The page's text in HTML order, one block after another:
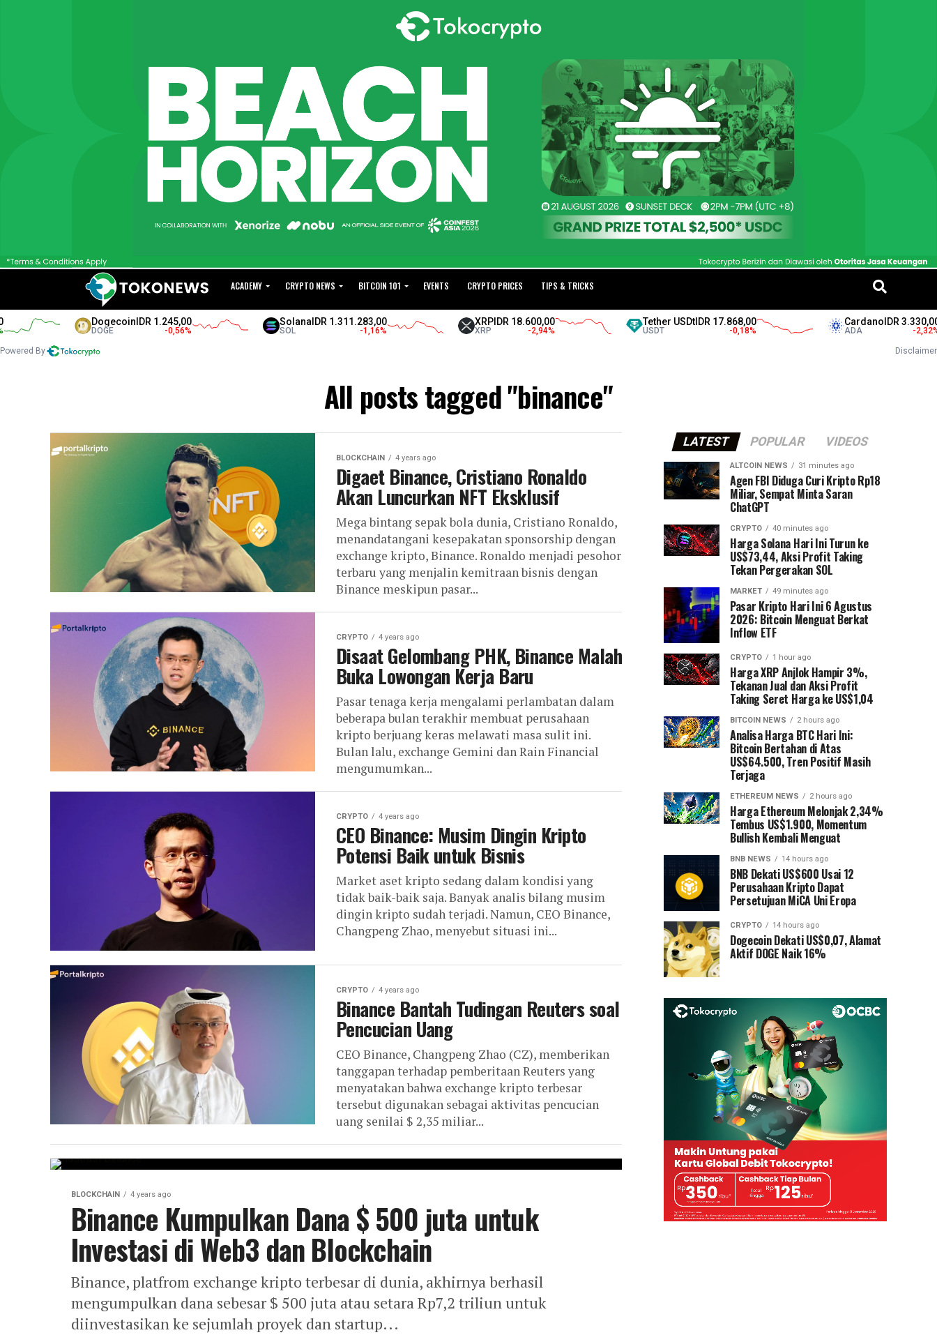
ACADEMY CRYPTO NEWS BITCOIN 101 EVENTS CRYPTO PRICES TIPS & TRICKS
DogecoinIDR 1.245,00 SolanaIDR 1.311.283,00
SOL
IDR 18.600,00
XRP -2,94
Tether USDtIDR 17.868,00
USDT
Cardano IDR 3.330,00
ADA
Powered By Disclaimer
All posts tagged "binance"
BLOCKCHAIN 4 years ago
Digaet Binance, Cristiano Ronaldo
Akan Luncurkan NFT Eksklusif
Mega bintang sepak bola dunia, Cristiano Ronaldo,
menandatangani kesepakatan sponsorship dengan
exchange kripto, Binance. Ronaldo menjadi pesohor
terbaru yang menjalin kemitraan bisnis dengan
Binance meskipun pasar...
CRYPTO 4 years ago
Disaat Gelombang PHK, Binance Malah
Buka Lowongan Kerja Baru
Pasar tenaga kerja mengalami perlambatan dalam
beberapa bulan terakhir membuat perusahaan
kripto berjuang keras melawati masa sulit ini.
Bulan lalu, exchange Gemini dan Rain Financial
mengumumkan...
CRYPTO 4 years ago
CEO Binance: Musim Dingin Kripto
Potensi Baik untuk Bisnis
Market aset kripto sedang dalam kondisi yang
tidak baik-baik saja. Banyak analis bilang musim
dingin kripto sudah terjadi. Namun, CEO Binance,
Changpeng Zhao, menyebut situasi ini...
CRYPTO 4 years ago
Binance Bantah Tudingan Reuters soal
Pencucian Uang
CEO Binance, Changpeng Zhao (CZ), memberikan
tanggapan terhadap pemberitaan Reuters yang
menyatakan bahwa exchange kripto terbesar
tersebut digunakan sebagai aktivitas pencucian
uang senilai $ 2,35 miliar...
BLOCKCHAIN 4 years ago
Binance Kumpulkan Dana $ 500 juta untuk
Investasi di Web3 dan Blockchain
Binance, platfrom exchange kripto terbesar di dunia, akhirnya berhasil
mengumpulkan dana sebesar $ 500 juta atau setara Rp7,2 triliun untuk
diinvestasikan ke sejumlah proyek dan startup...
LATEST POPULAR VIDEOS
ALTCOIN NEWS 31 minutes ago
Agen FBI Diduga Curi Kripto Rp18
Miliar, Sempat Minta Saran
ChatGPT
CRYPTO 40 minutes ago
Harga Solana Hari Ini Turun ke
US$73,44, Aksi Profit Taking
Tekan Pergerakan SOL
MARKET 49 minutes ago
Pasar Kripto Hari Ini 6 Agustus
2026: Bitcoin Menguat Berkat
Inflow ETF
CRYPTO 1 hour ago
Harga XRP Anjlok Hampir 3%,
Tekanan Jual dan Aksi Profit
Taking Seret Harga ke US$1,04
BITCOIN NEWS 2 hours ago
Analisa Harga BTC Hari Ini:
Bitcoin Bertahan di Atas
US$64.500, Tren Positif Masih
Terjaga
ETHEREUM NEWS 2 hours ago
Harga Ethereum Melonjak 2,34%
Tembus US$1.900, Momentum
Bullish Kembali Menguat
BNB NEWS 14 hours ago
BNB Dekati US$600 Usai 12
Perusahaan Kripto Dapat
Persetujuan MiCA Uni Eropa
CRYPTO 14 hours ago
Dogecoin Dekati US$0,07, Alamat
Aktif DOGE Naik 16%